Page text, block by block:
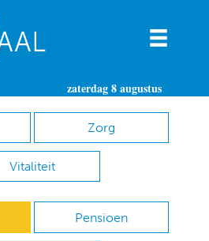
zaterdag 8 augustus
Zorg
Vitaliteit
Pensioen